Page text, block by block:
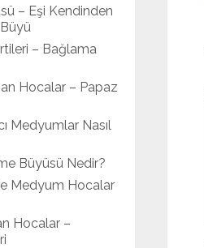
– Eşi Kendinden
– Bağlama
Hocalar – Papaz
Medyumlar Nasıl
Büyüsü Nedir?
Medyum Hocalar
Hocalar –